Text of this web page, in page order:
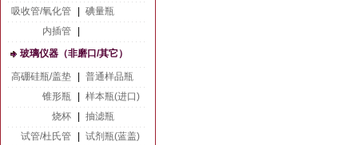
吸收管/氧化管
碘量瓶
内插管
玻璃仪器（非磨口/其它）
高硼硅瓶/盖垫
普通样品瓶
锥形瓶
样本瓶(进口)
烧杯
抽滤瓶
试管/杜氏管
试剂瓶(蓝盖)